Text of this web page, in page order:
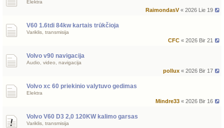
Elektra
RaimondasV« 2026 Lie 19
V60 1.6tdi 84kw kartais trūkčioja
Variklis, transmisija
CFC « 2026 Bir 21
Volvo v90 navigacija
Audio, video, navigacija
pollux « 2026 Bir 17
Volvo xc 60 priekinio valytuvo gedimas
Elektra
Mindre33 « 2026 Bir 16
Volvo V60 D3 2,0 120KW kalimo garsas
Variklis, transmisija